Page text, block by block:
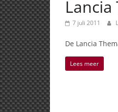
7 juli 2011
De Lancia
Lees meer